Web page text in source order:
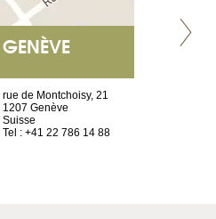
GENÈVE
rue de Montchoisy, 21
1207 Genève
Suisse
Tel : +41 22 786 14 88